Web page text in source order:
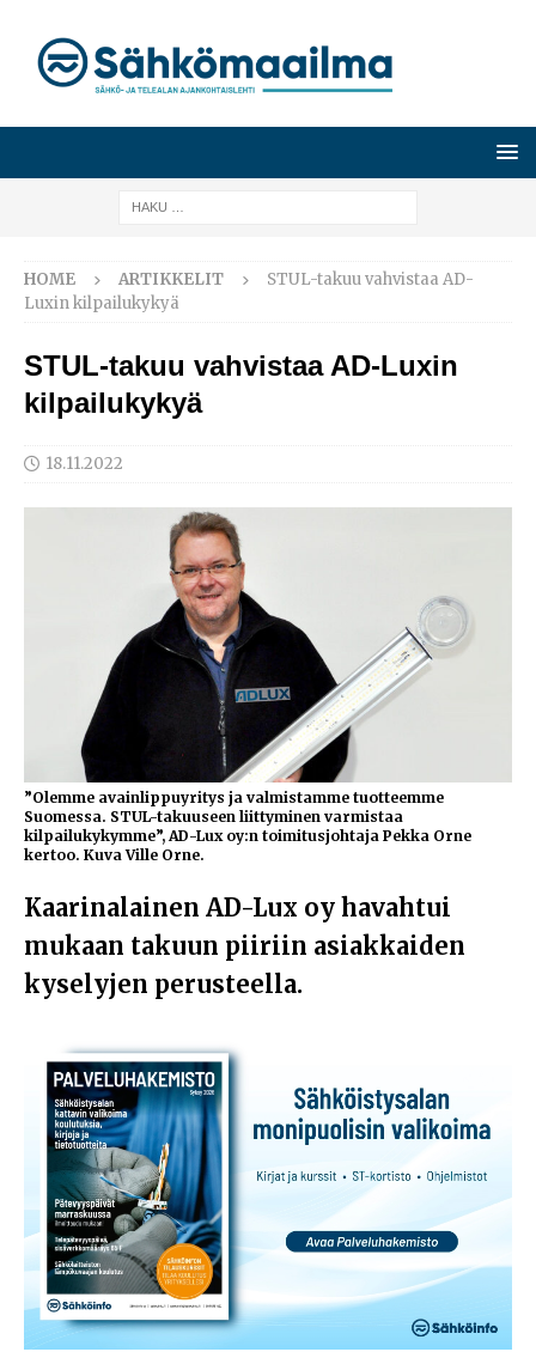
HOME ARTIKKELIT
STUL-takuu vahvistaa AD-
Luxin kilpailukykyä
STUL-takuu vahvistaa AD-Luxin
kilpailukykyä
18.11.2022
”Olemme avainlippuyritys ja valmistamme tuotteemme
Suomessa. STUL-takuuseen liittyminen varmistaa
kilpailukykymme”, AD-Lux oy:n toimitusjohtaja Pekka Orne
kertoo. Kuva Ville Orne.
Kaarinalainen AD-Lux oy havahtui
mukaan takuun piiriin asiakkaiden
kyselyjen perusteella.